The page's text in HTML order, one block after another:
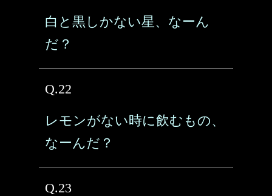
白と黒しかない星、なーん
だ？
Q.22
レモンがない時に飲むもの、
なーんだ？
Q.23